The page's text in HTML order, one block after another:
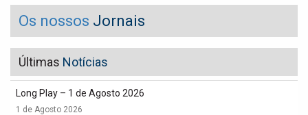
Os nossos Jornais
Últimas Notícias
Long Play – 1 de Agosto 2026
1 de Agosto 2026